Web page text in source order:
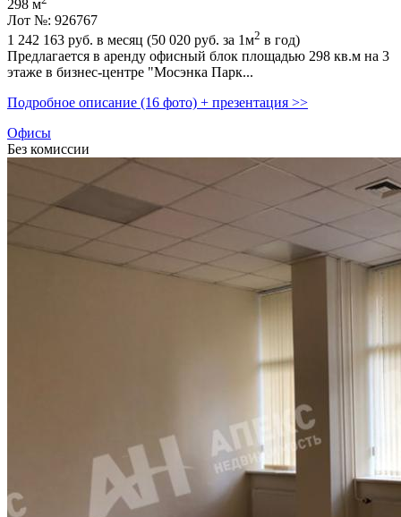
298 м
Лот №: 926767
1 242 163 руб. в месяц (50 020 руб. за 1м2 в год)
Предлагается в аренду офисный блок площадью 298 кв.м на 3
этаже в бизнес-центре "Мосэнка Парк...
Подробное описание (16 фото) + презентация >>
Офисы
Без комиссии